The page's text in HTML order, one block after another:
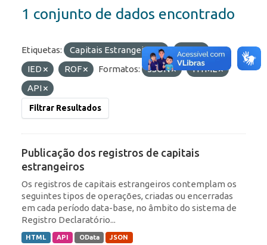
1 conjunto de dados encontrado
Etiquetas: Capitais Estrangeiros
RDE
IED
ROF Formatos: JSON
HTML
API
Filtrar Resultados
Publicação dos registros de capitais
estrangeiros
Os registros de capitais estrangeiros contemplam os
seguintes tipos de operações, criadas ou encerradas
em cada período data-base, no âmbito do sistema de
Registro Declaratório...
HTML API OData JSON